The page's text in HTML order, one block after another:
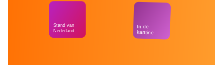
Stand van
Nederland
In de
kantine